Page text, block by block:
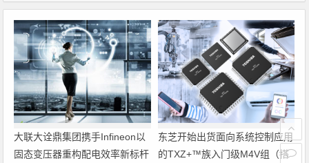
大联大诠鼎集团携手Infineon以
固态变压器重构配电效率新标杆
东芝开始出货面向系统控制应用
的TXZ+™族入门级M4V组（搭